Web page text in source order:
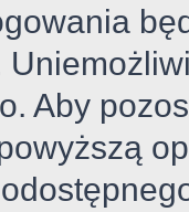
Aby